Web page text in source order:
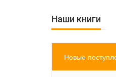
Наши книги
Новые